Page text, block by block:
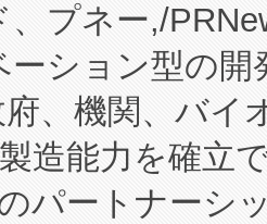
、プネー,/
ーション型の
、機関、バイ
造能力を確立
パートナーシ